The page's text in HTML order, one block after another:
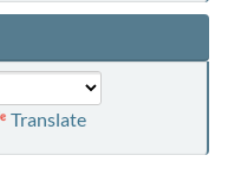
Translate